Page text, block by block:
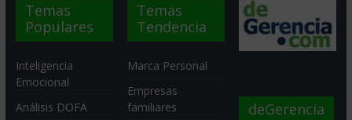
Temas
Populares
Inteligencia
Emocional
Análisis DOFA
Temas
Tendencia
Marca Personal
Empresas
familiares
deGerencia